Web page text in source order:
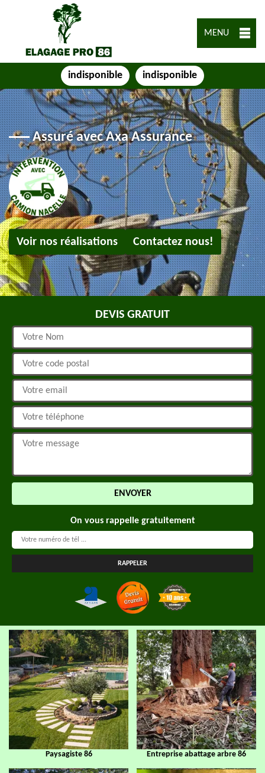
MENU
indisponible indisponible
Assuré avec Axa Assurance
Voir nos réalisations Contactez nous!
DEVIS GRATUIT
On vous rappelle gratuitement
Paysagiste 86 Entreprise abattage arbre 86